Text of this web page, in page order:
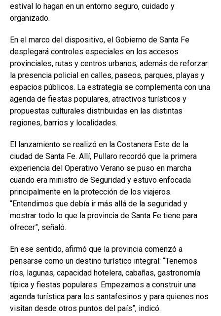
estival lo hagan en un entorno seguro, cuidado y
organizado.
En el marco del dispositivo, el Gobierno de Santa Fe
desplegará controles especiales en los accesos
provinciales, rutas y centros urbanos, además de reforzar
la presencia policial en calles, paseos, parques, playas y
espacios públicos. La estrategia se complementa con una
agenda de fiestas populares, atractivos turísticos y
propuestas culturales distribuidas en las distintas
regiones, barrios y localidades.
El lanzamiento se realizó en la Costanera Este de la
ciudad de Santa Fe. Allí, Pullaro recordó que la primera
experiencia del Operativo Verano se puso en marcha
cuando era ministro de Seguridad y estuvo enfocada
principalmente en la protección de los viajeros.
“Entendimos que debía ir más allá de la seguridad y
mostrar todo lo que la provincia de Santa Fe tiene para
ofrecer”, señaló.
En ese sentido, afirmó que la provincia comenzó a
pensarse como un destino turístico integral: “Tenemos
ríos, lagunas, capacidad hotelera, cabañas, gastronomía
típica y fiestas populares. Empezamos a construir una
agenda turística para los santafesinos y para quienes nos
visitan desde otros puntos del país”, indicó.